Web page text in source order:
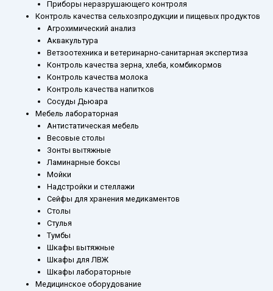
Приборы неразрушающего контроля
Контроль качества сельхозпродукции и пищевых продуктов
Агрохимический анализ
Аквакультура
Ветзоотехника и ветеринарно-санитарная экспертиза
Контроль качества зерна, хлеба, комбикормов
Контроль качества молока
Контроль качества напитков
Сосуды Дьюара
Мебель лабораторная
Антистатическая мебель
Весовые столы
Зонты вытяжные
Ламинарные боксы
Мойки
Надстройки и стеллажи
Сейфы для хранения медикаментов
Столы
Стулья
Тумбы
Шкафы вытяжные
Шкафы для ЛВЖ
Шкафы лабораторные
Медицинское оборудование